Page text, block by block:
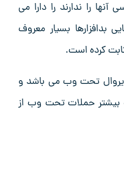
آنها را ندارند را دارا می
بدافزارها بسیار معروف
کرده است.
تحت وب می باشد و
و بیشتر حملات تحت وب از